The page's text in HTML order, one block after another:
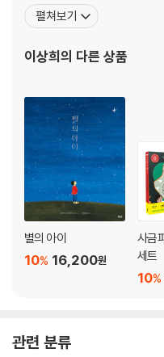
위원, 책읽는사회문화재단 북
학교와 도서관, 미술관에서 그림책을
찾는 아이』 등의 그림책에 글을
펼쳐보기
이상희의 다른 상품
별의 아이
16,200원
10%
사금
세트
10%
관련 분류